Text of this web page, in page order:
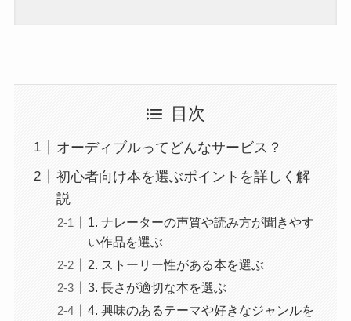
目次
オーディブルってどんなサービス？
初心者向け本を選ぶポイントを詳しく解
説
1. ナレーターの声質や読み方が聞きやす
い作品を選ぶ
2. ストーリー性がある本を選ぶ
3. 長さが適切な本を選ぶ
4. 興味のあるテーマや好きなジャンルを